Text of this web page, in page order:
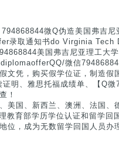
微Q伪造美国弗吉尼
录取通知书do Virginia Tech
美国弗吉尼亚理工大
微信
文凭，购买假学位证，制造假
明、雅思托福成绩单、【Q
！
美国、新西兰、澳洲、法国、
教育部学历学位认证和留学回
位，成为无数留学回国人员办